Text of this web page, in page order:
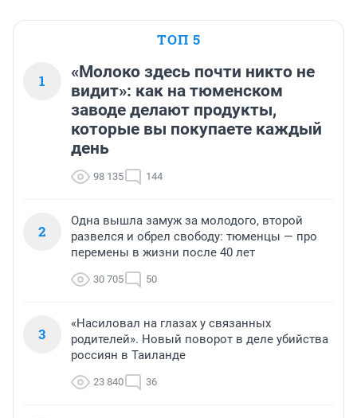
ТОП 5
1
«Молоко здесь почти никто не
видит»: как на тюменском
заводе делают продукты,
которые вы покупаете каждый
день
98 135 144
2
Одна вышла замуж за молодого, второй
развелся и обрел свободу: тюменцы — про
перемены в жизни после 40 лет
30 705 50
3
«Насиловал на глазах у связанных
родителей». Новый поворот в деле убийства
россиян в Таиланде
23 840 36